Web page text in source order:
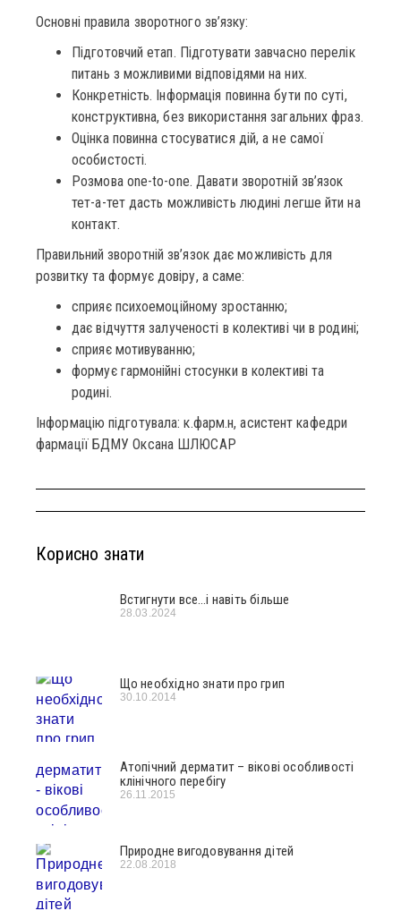
Основні правила зворотного зв’язку:
Підготовчий етап. Підготувати завчасно перелік
питань з можливими відповідями на них.
Конкретність. Інформація повинна бути по суті,
конструктивна, без використання загальних фраз.
Оцінка повинна стосуватися дій, а не самої
особистості.
Розмова one-to-one. Давати зворотній зв’язок
тет-а-тет дасть можливість людині легше йти на
контакт.
Правильний зворотній зв’язок дає можливість для
розвитку та формує довіру, а саме:
сприяє психоемоційному зростанню;
дає відчуття залученості в колективі чи в родині;
сприяє мотивуванню;
формує гармонійні стосунки в колективі та
родині.
Інформацію підготувала: к.фарм.н, асистент кафедри
фармації БДМУ Оксана ШЛЮСАР
Корисно знати
Встигнути все…і навіть більше
28.03.2024
Що необхідно знати про грип
30.10.2014
Атопічний дерматит – вікові особливості
клінічного перебігу
26.11.2015
Природне вигодовування дітей
22.08.2018